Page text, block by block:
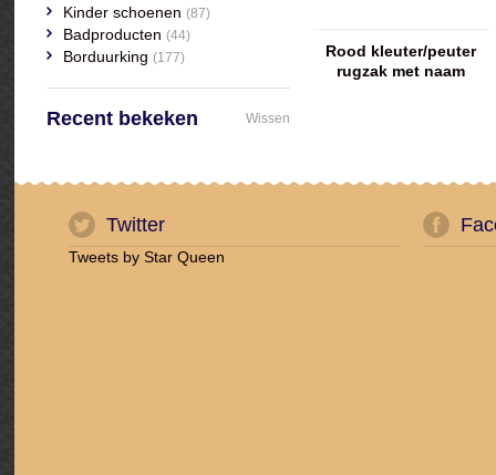
Rood kleuter/peuter
rugzak met naam
Kinder schoenen (87)
Badproducten (44)
Borduurking (177)
Recent bekeken Wissen
Twitter
Tweets by Star Queen